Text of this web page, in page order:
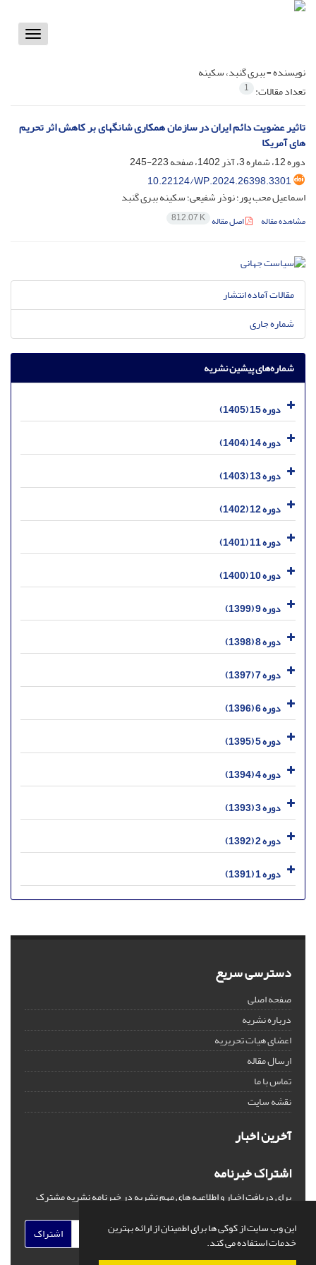
این وب سایت از کوکی ها برای اطمینان از ارائه بهترین
خدمات استفاده می کند.
Toggle
نویسنده =ببری گنبد، سکینه
تعداد مقالات: 1
تاثیر عضویت دائم ایران در سازمان همکاری شانگهای بر کاهش اثر تحریم
های آمریکا
دوره 12، شماره 3، آذر 1402، صفحه
223-245
10.22124/WP.2024.26398.3301
اسماعیل محب پور؛ نوذر شفیعی؛ سکینه ببری گنبد
مشاهده مقاله اصل مقاله 812.07 K
مقالات آماده انتشار
شماره جاری
شماره‌های پیشین نشریه
دوره 15 (1405)
دوره 14 (1404)
دوره 13 (1403)
دوره 12 (1402)
دوره 11 (1401)
دوره 10 (1400)
دوره 9 (1399)
دوره 8 (1398)
دوره 7 (1397)
دوره 6 (1396)
دوره 5 (1395)
دوره 4 (1394)
دوره 3 (1393)
دوره 2 (1392)
دوره 1 (1391)
دسترسی سریع
صفحه اصلی
درباره نشریه
اعضای هیات تحریریه
ارسال مقاله
تماس با ما
نقشه سایت
آخرین اخبار
اشتراک خبرنامه
برای دریافت اخبار و اطلاعیه های مهم نشریه در خبرنامه نشریه مشترک
اشتراک